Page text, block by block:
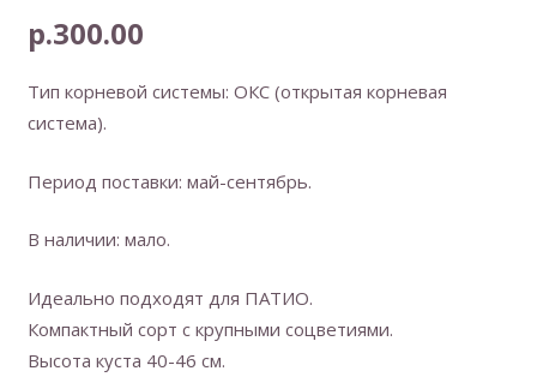
р.300.00
Тип корневой системы: ОКС (открытая корневая
система).
Период поставки: май-сентябрь.
В наличии: мало.
Идеально подходят для ПАТИО.
Компактный сорт с крупными соцветиями.
Высота куста 40-46 см.